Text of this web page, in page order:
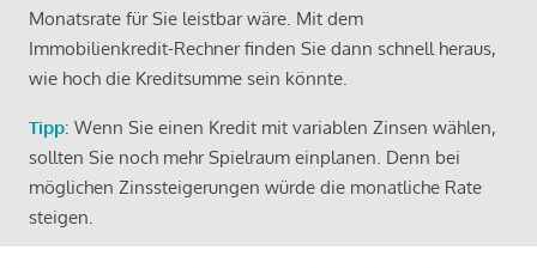
Monatsrate für Sie leistbar wäre. Mit dem
Immobilienkredit-Rechner finden Sie dann schnell heraus,
wie hoch die Kreditsumme sein könnte.
Tipp: Wenn Sie einen Kredit mit variablen Zinsen wählen,
sollten Sie noch mehr Spielraum einplanen. Denn bei
möglichen Zinssteigerungen würde die monatliche Rate
steigen.